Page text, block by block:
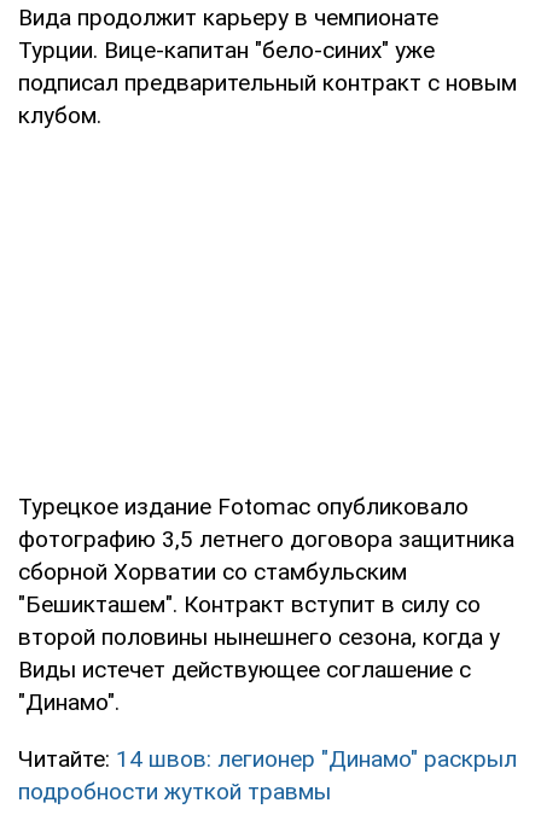
Вида продолжит карьеру в чемпионате
Турции. Вице-капитан "бело-синих" уже
подписал предварительный контракт с новым
клубом.
Турецкое издание Fotomac опубликовало
фотографию 3,5 летнего договора защитника
сборной Хорватии со стамбульским
"Бешикташем". Контракт вступит в силу со
второй половины нынешнего сезона, когда у
Виды истечет действующее соглашение с
"Динамо".
Читайте: 14 швов: легионер "Динамо" раскрыл
подробности жуткой травмы